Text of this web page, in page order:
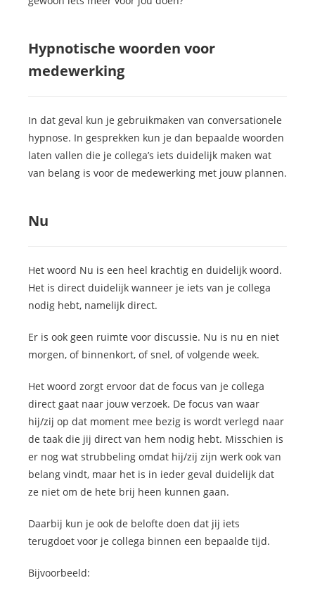
Hypnotische woorden voor
medewerking
In dat geval kun je gebruikmaken van conversationele
hypnose. In gesprekken kun je dan bepaalde woorden
laten vallen die je collega’s iets duidelijk maken wat
van belang is voor de medewerking met jouw plannen.
Nu
Het woord Nu is een heel krachtig en duidelijk woord.
Het is direct duidelijk wanneer je iets van je collega
nodig hebt, namelijk direct.
Er is ook geen ruimte voor discussie. Nu is nu en niet
morgen, of binnenkort, of snel, of volgende week.
Het woord zorgt ervoor dat de focus van je collega
direct gaat naar jouw verzoek. De focus van waar
hij/zij op dat moment mee bezig is wordt verlegd naar
de taak die jij direct van hem nodig hebt. Misschien is
er nog wat strubbeling omdat hij/zij zijn werk ook van
belang vindt, maar het is in ieder geval duidelijk dat
ze niet om de hete brij heen kunnen gaan.
Daarbij kun je ook de belofte doen dat jij iets
terugdoet voor je collega binnen een bepaalde tijd.
Bijvoorbeeld: